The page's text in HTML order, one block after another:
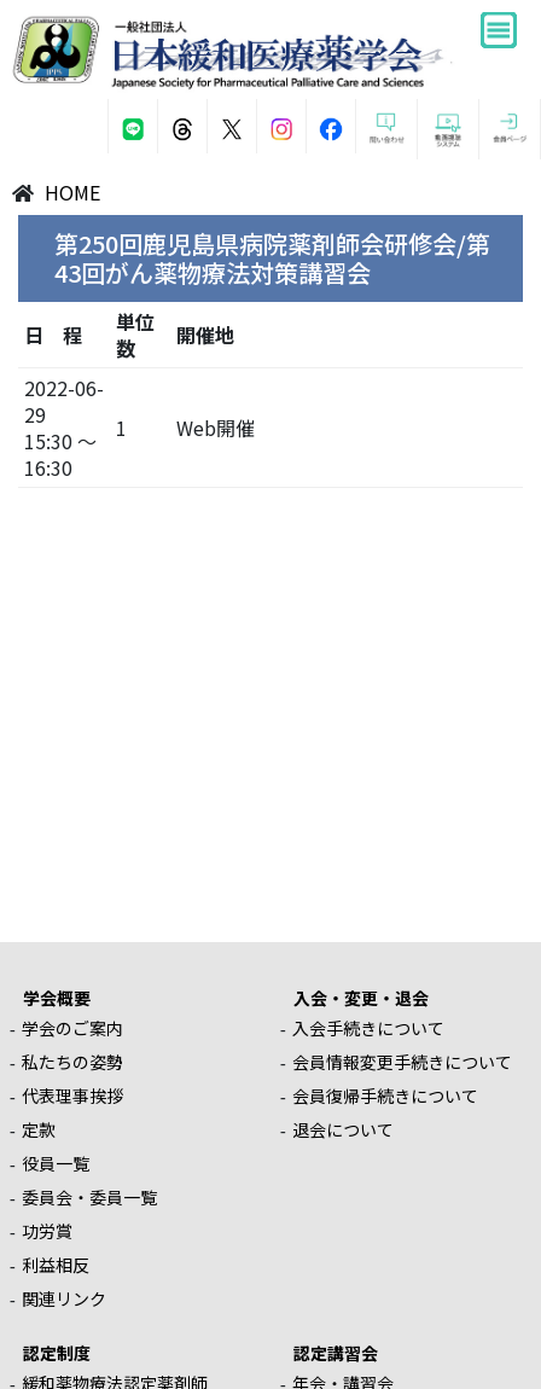
HOME
第250回鹿児島県病院薬剤師会研修会/第
43回がん薬物療法対策講習会
日 程
単位
数
開催地
2022-06-
29
15:30 ～
16:30
1 Web開催
学会概要
学会のご案内
私たちの姿勢
代表理事挨拶
定款
役員一覧
委員会・委員一覧
功労賞
利益相反
関連リンク
入会・変更・退会
入会手続きについて
会員情報変更手続きについて
会員復帰手続きについて
退会について
認定制度
緩和薬物療法認定薬剤師
認定講習会
年会・講習会